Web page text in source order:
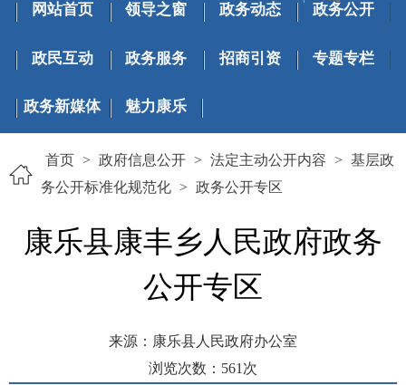
网站首页 领导之窗 政务动态 政务公开
政民互动 政务服务 招商引资 专题专栏
政务新媒体 魅力康乐
首页 > 政府信息公开 > 法定主动公开内容 > 基层政
务公开标准化规范化 > 政务公开专区
康乐县康丰乡人民政府政务
公开专区
来源：康乐县人民政府办公室
浏览次数： 561 次